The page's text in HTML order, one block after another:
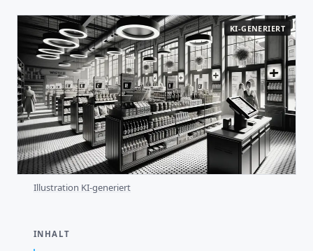
KI-GENERIERT
Illustration KI-generiert
INHALT